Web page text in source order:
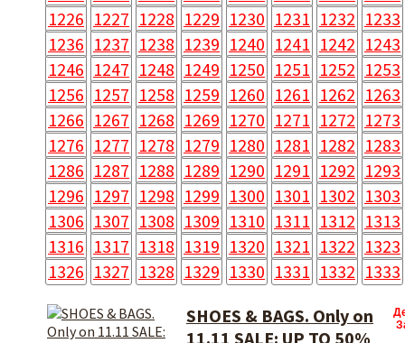
1226 1227 1228 1229 1230 1231 1232 1233
1236 1237 1238 1239 1240 1241 1242 1243
1246 1247 1248 1249 1250 1251 1252 1253
1256 1257 1258 1259 1260 1261 1262 1263
1266 1267 1268 1269 1270 1271 1272 1273
1276 1277 1278 1279 1280 1281 1282 1283
1286 1287 1288 1289 1290 1291 1292 1293
1296 1297 1298 1299 1300 1301 1302 1303
1306 1307 1308 1309 1310 1311 1312 1313
1316 1317 1318 1319 1320 1321 1322 1323
1326 1327 1328 1329 1330 1331 1332 1333
SHOES & BAGS. Only on
11.11 SALE: UP TO 50%